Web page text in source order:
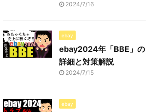
2024/7/16
ebay
ebay2024年「BBE」の
詳細と対策解説
2024/7/15
ebay